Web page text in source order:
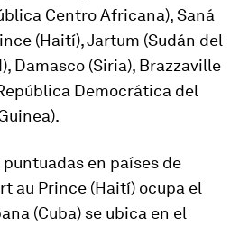
Centro Africana), Saná
(Haití), Jartum (Sudán del
Damasco (Siria), Brazzaville
Democrática del
en países de
au Prince (Haití) ocupa el
(Cuba) se ubica en el